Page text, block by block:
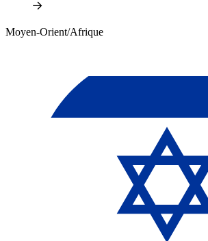
Moyen-Orient/Afrique​​